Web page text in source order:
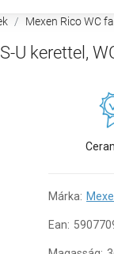
Mexen Rico WC
U kerettel,
Márka:
Ean: